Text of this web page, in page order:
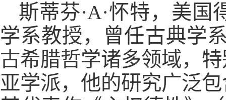
斯蒂芬·A·怀特，美
学系教授，曾任古典学
古希腊哲学诸多领域，
亚学派，他的研究广泛